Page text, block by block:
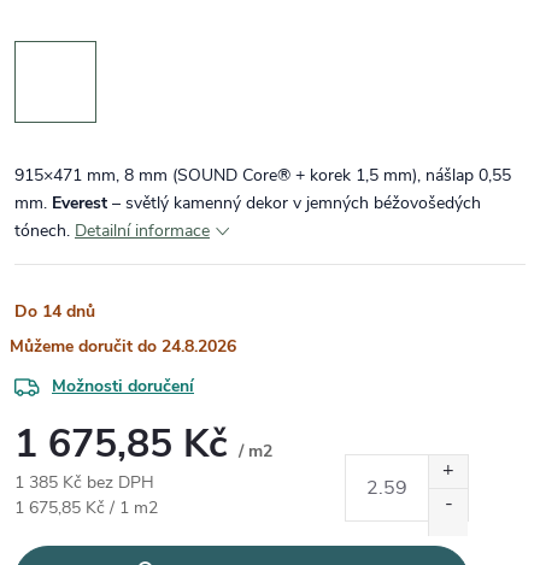
915×471 mm, 8 mm (SOUND Core® + korek 1,5 mm), nášlap 0,55
mm. Everest – světlý kamenný dekor v jemných béžovošedých
tónech. Detailní informace
Do 14 dnů
24.8.2026
Možnosti doručení
1 675,85 Kč / m2
1 385 Kč bez DPH
Měrná cena:
1 675,85 Kč / 1 m2